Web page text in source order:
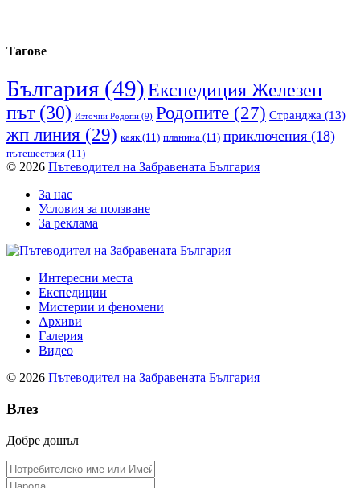
Тагове
България (49)Експедиция Железен
път(30) Източни Родопи (9) Родопите (27) Странджа (13)
жп линия (29) каяк(11) планина (11) приключения (18)
пътешествия (11)
© 2026 Пътеводител на Забравената България
За нас
Условия за ползване
За реклама
Интересни места
Експедиции
Мистерии и феномени
Архиви
Галерия
Видео
© 2026 Пътеводител на Забравената България
Влез
Добре дошъл